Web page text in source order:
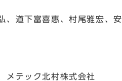
、道下富喜惠、村尾雅宏、安
メテック北村株式会社